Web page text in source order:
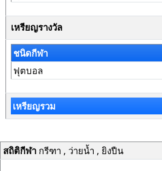
เหรียญรางวัล
ชนิดกีฬา
ฟุตบอล
เหรียญรวม
สถิติกีฬากรีฑา , ว่ายน้ำ , ยิงปืน